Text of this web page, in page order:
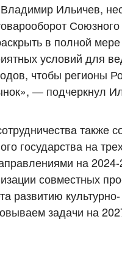
Владимир Ильичев,
Союзного
в полной
условий для
чтобы регионы
— подчеркнул
также
государства на
на
совместных
развитию культурно-
задачи на